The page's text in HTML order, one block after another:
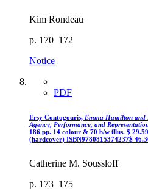
Kim Rondeau
p. 170–172
Notice
PDF
Ersy Contogouris, Emma Hamilton and
Agency, Performance, and
186 pp. 14 colour & 70 b/w illus. $
(hardcover) ISBN9780815374237$
Catherine M. Soussloff
p. 173–175